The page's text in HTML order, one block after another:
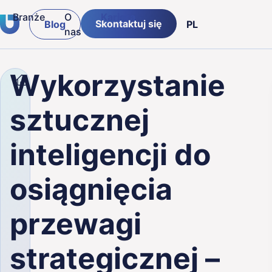
Branże
Logistics & Supply chain
Retail
Public
Manufacturing
O
nas
Kariera
Blog Skontaktuj się PL
ENG
Firma Blog Wykorzystanie sztucznej
Wykorzystanie
sztucznej
inteligencji do
osiągnięcia
przewagi
strategicznej –